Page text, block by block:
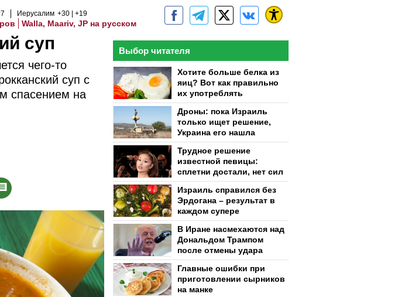
Иерусалим +30 +19
Walla, Maariv, JP на русском
суп
чего-то
суп с
спасением на
Выбор читателя
Хотите больше белка из
яиц? Вот как правильно
их употреблять
Дроны: пока Израиль
только ищет решение,
Украина его нашла
Трудное решение
известной певицы:
сплетни достали, нет сил
Израиль справился без
Эрдогана – результат в
каждом супере
В Иране насмехаются над
Дональдом Трампом
после отмены удара
Главные ошибки при
приготовлении сырников
на манке